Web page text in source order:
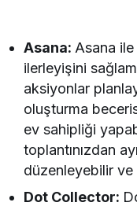
Asana: Asana
ilerleyişini
aksiyonlar
oluşturma
ev sahipliği
toplantınızdan
düzenleyebilir
Dot Collector: